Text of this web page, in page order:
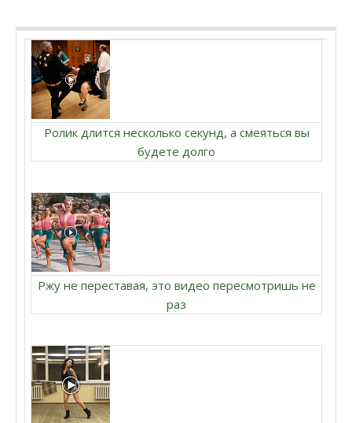
Ролик длится несколько секунд, а смеяться вы
будете долго
Ржу не переставая, это видео пересмотришь не
раз